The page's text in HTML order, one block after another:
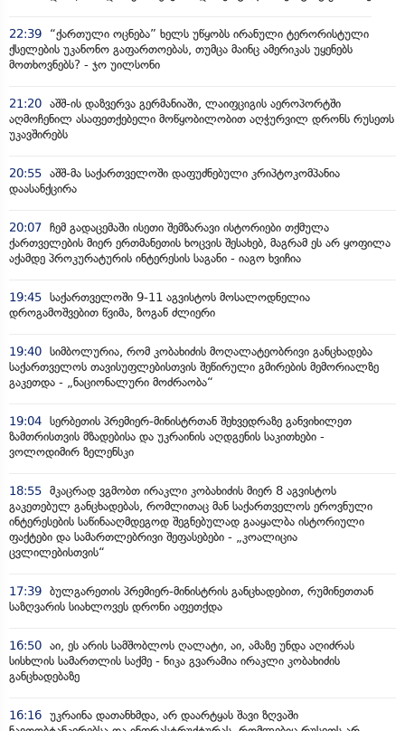
22:39
“ქართული ოცნება” ხელს უწყობს ირანული ტერორისტული
ქსელების უკანონო გაფართოებას, თუმცა მაინც ამერიკას უყენებს
მოთხოვნებს? - ჯო უილსონი
21:20 აშშ-ის დაზვერვა გერმანიაში, ლაიფციგის აეროპორტში
აღმოჩენილ ასაფეთქებელი მოწყობილობით აღჭურვილ დრონს რუსეთს
უკავშირებს
20:55 აშშ-მა საქართველოში დაფუძნებული კრიპტოკომპანია
დაასანქცირა
20:07 ჩემ გადაცემაში ისეთი შემზარავი ისტორიები თქმულა
ქართველების მიერ ერთმანეთის ხოცვის შესახებ, მაგრამ ეს არ ყოფილა
აქამდე პროკურატურის ინტერესის საგანი - იაგო ხვიჩია
19:45 საქართველოში 9-11 აგვისტოს მოსალოდნელია
დროგამოშვებით წვიმა, ზოგან ძლიერი
19:40 სიმბოლურია, რომ კობახიძის მოღალატეობრივი განცხადება
საქართველოს თავისუფლებისთვის შეწირული გმირების მემორიალზე
გაკეთდა - „ნაციონალური მოძრაობა“
19:04 სერბეთის პრემიერ-მინისტრთან შეხვედრაზე განვიხილეთ
ზამთრისთვის მზადებისა და უკრაინის აღდგენის საკითხები -
ვოლოდიმირ ზელენსკი
18:55 მკაცრად ვგმობთ ირაკლი კობახიძის მიერ 8 აგვისტოს
გაკეთებულ განცხადებას, რომლითაც მან საქართველოს ეროვნული
ინტერესების საწინააღმდეგოდ შეგნებულად გააყალბა ისტორიული
ფაქტები და სამართლებრივი შეფასებები - „კოალიცია
ცვლილებისთვის“
17:39 ბულგარეთის პრემიერ-მინისტრის განცხადებით, რუმინეთთან
საზღვარის სიახლოვეს დრონი აფეთქდა
16:50 აი, ეს არის სამშობლოს ღალატი, აი, ამაზე უნდა აღიძრას
სისხლის სამართლის საქმე - ნიკა გვარამია ირაკლი კობახიძის
განცხადებაზე
16:16 უკრაინა დათანხმდა, არ დაარტყას შავი ზღვაში